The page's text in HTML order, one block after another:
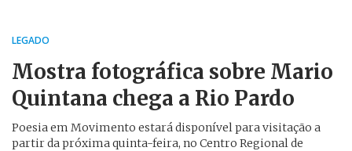
LEGADO
Mostra fotográfica sobre Mario
Quintana chega a Rio Pardo
Poesia em Movimento estará disponível para visitação a
partir da próxima quinta-feira, no Centro Regional de